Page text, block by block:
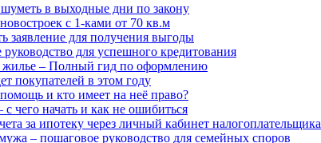
в выходные дни по закону
с 1-ками от 70 кв.м
заявление для получения выгоды
для успешного кредитования
жилье – Полный гид по оформлению
покупателей в этом году
и кто имеет на неё право?
чего начать и как не ошибиться
за ипотеку через личный кабинет налогоплательщика
– пошаговое руководство для семейных споров